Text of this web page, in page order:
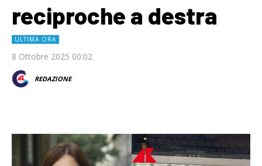
reciproche a destra
ULTIMA ORA
8 Ottobre 2025 00:02
REDAZIONE